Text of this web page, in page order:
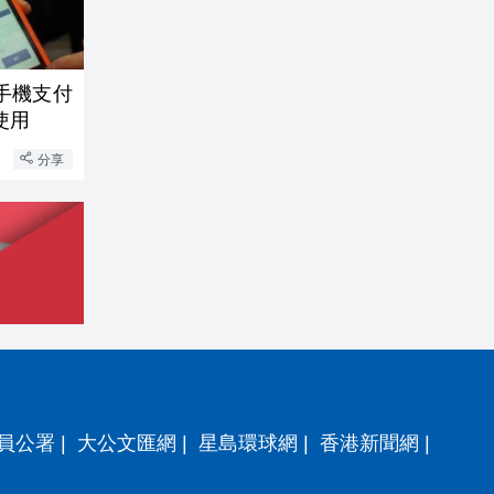
機支付
用
分享
公署 | 大公文匯網 | 星島環球網 | 香港新聞網 |